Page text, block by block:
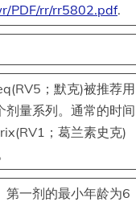
PDF/rr/rr5802.pdf.
；默克)被推荐用
量系列。通常的时间
；葛兰素史克)
第一剂的最小年龄为6